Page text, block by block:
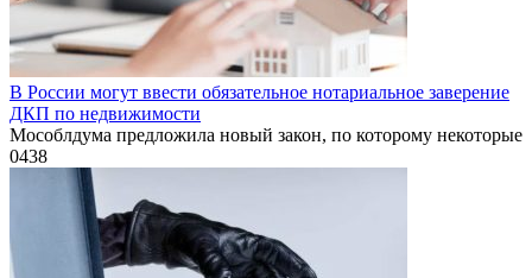
В России могут ввести обязательное нотариальное заверение
ДКП по недвижимости
Мособлдума предложила новый закон, по которому некоторые
0438